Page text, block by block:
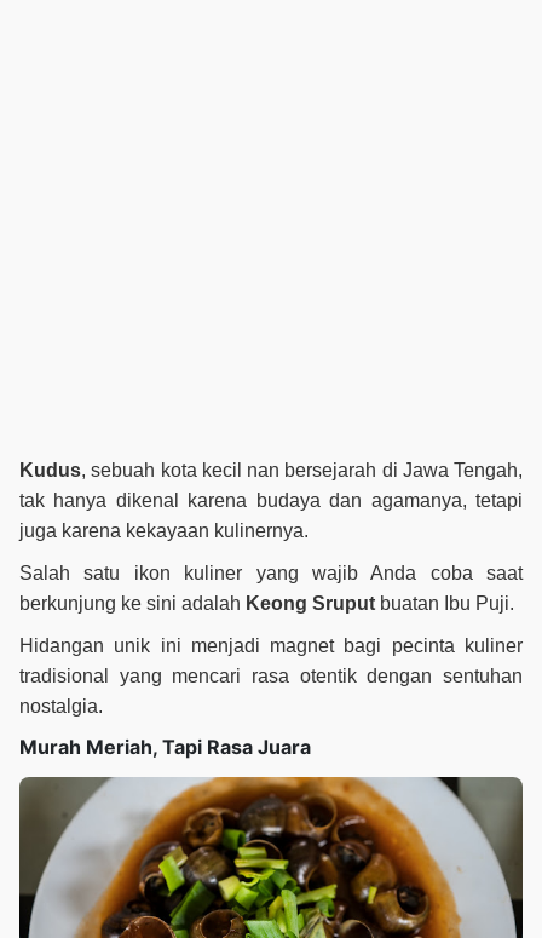
Kudus, sebuah kota kecil nan bersejarah di Jawa Tengah,
tak hanya dikenal karena budaya dan agamanya, tetapi
juga karena kekayaan kulinernya.
Salah satu ikon kuliner yang wajib Anda coba saat
berkunjung ke sini adalah Keong Sruput buatan Ibu Puji.
Hidangan unik ini menjadi magnet bagi pecinta kuliner
tradisional yang mencari rasa otentik dengan sentuhan
nostalgia.
Murah Meriah, Tapi Rasa Juara